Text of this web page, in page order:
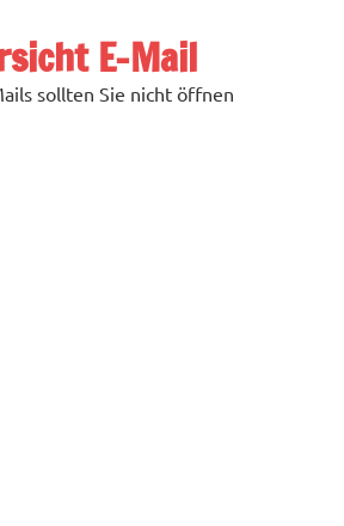
E-Mail
sollten Sie nicht öffnen